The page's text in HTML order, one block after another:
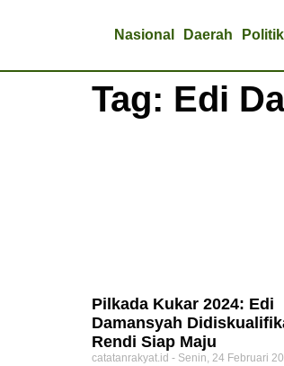
Nasional Daerah Politik
Tag: Edi
Pilkada Kukar 2024: Edi
Damansyah
Rendi Siap Maju
catatanrakyat.id Senin, 24 Februari